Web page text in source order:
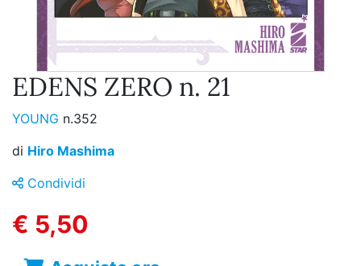
EDENS ZERO n. 21
YOUNG n.352
di Hiro Mashima
Condividi
€ 5,50